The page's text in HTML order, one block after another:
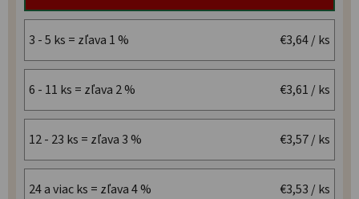
3 - 5 ks = zľava 1 % €3,64/ ks
6 - 11 ks = zľava 2 % €3,61 / ks
12 - 23 ks = zľava 3 % €3,57/ ks
24 a viac ks = zľava 4 % €3,53 / ks